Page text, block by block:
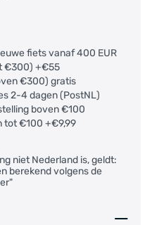
fiets vanaf 400 EUR
€300) +€55
€300) gratis
2-4 dagen (PostNL)
boven €100
tot €100 +€9,99
niet Nederland is, geldt:
berekend volgens de